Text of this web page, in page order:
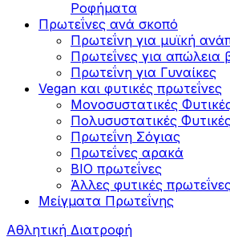
Ροφήματα
Πρωτεΐνες ανά σκοπό
Πρωτεΐνη για μυϊκή
Πρωτεΐνες για απώλεια
Πρωτεΐνη για Γυναίκες
Vegan και φυτικές πρωτεΐνες
Μονοσυστατικές
Πολυσυστατικές
Πρωτεΐνη Σόγιας
Πρωτεΐνες αρακά
ΒIO πρωτεΐνες
Άλλες φυτικές
Μείγματα Πρωτεΐνης
Αθλητική Διατροφή